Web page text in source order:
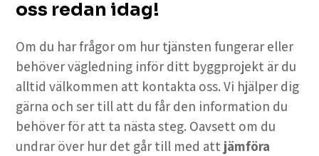
oss redan idag!
Om du har frågor om hur tjänsten fungerar eller
behöver vägledning inför ditt byggprojekt är du
alltid välkommen att kontakta oss. Vi hjälper dig
gärna och ser till att du får den information du
behöver för att ta nästa steg. Oavsett om du
undrar över hur det går till med att jämföra